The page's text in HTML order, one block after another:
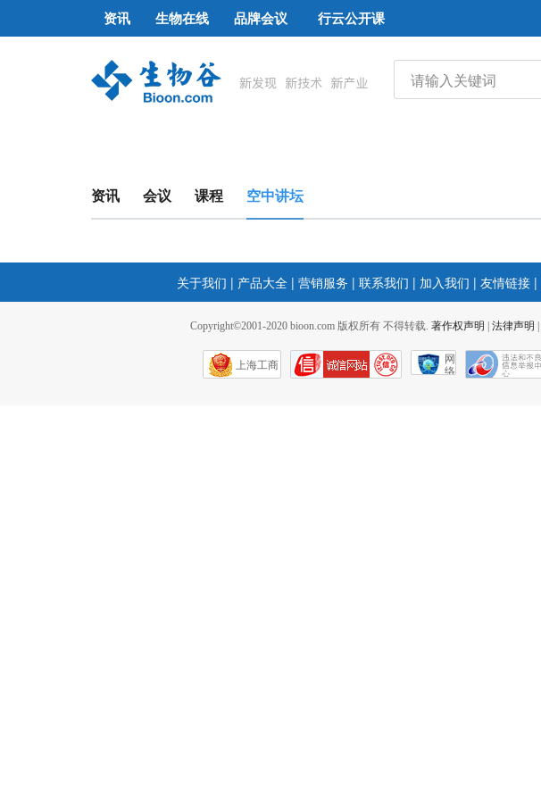
资讯 生物在线 品牌会议 行云公开课
资讯 会议 课程 空中讲坛
关于我们 | 产品大全 | 营销服务 | 联系我们 | 加入我们 | 友情链接 |
Copyright©2001-2020 bioon.com 版权所有 不得转载. 著作权声明 法律声明
上海工商
网
络